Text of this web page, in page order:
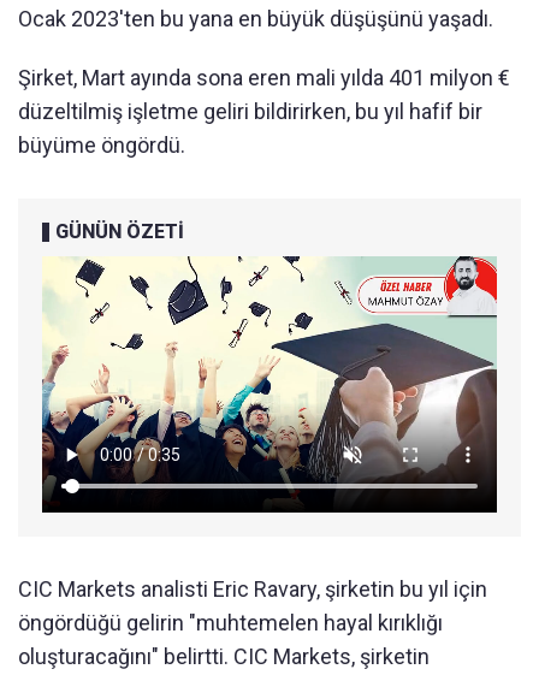
Ocak 2023'ten bu yana en büyük düşüşünü yaşadı.
Şirket, Mart ayında sona eren mali yılda 401 milyon €
düzeltilmiş işletme geliri bildirirken, bu yıl hafif bir
büyüme öngördü.
GÜNÜN ÖZETİ
CIC Markets analisti Eric Ravary, şirketin bu yıl için
öngördüğü gelirin "muhtemelen hayal kırıklığı
oluşturacağını" belirtti. CIC Markets, şirketin